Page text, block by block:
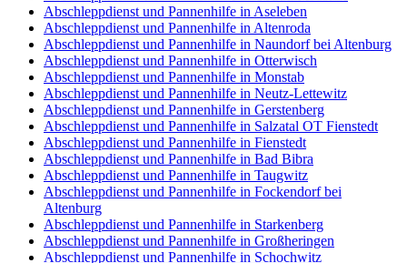
Abschleppdienst und Pannenhilfe in Aseleben
Abschleppdienst und Pannenhilfe in Altenroda
Abschleppdienst und Pannenhilfe in Naundorf bei Altenburg
Abschleppdienst und Pannenhilfe in Otterwisch
Abschleppdienst und Pannenhilfe in Monstab
Abschleppdienst und Pannenhilfe in Neutz-Lettewitz
Abschleppdienst und Pannenhilfe in Gerstenberg
Abschleppdienst und Pannenhilfe in Salzatal OT Fienstedt
Abschleppdienst und Pannenhilfe in Fienstedt
Abschleppdienst und Pannenhilfe in Bad Bibra
Abschleppdienst und Pannenhilfe in Taugwitz
Abschleppdienst und Pannenhilfe in Fockendorf bei
Altenburg
Abschleppdienst und Pannenhilfe in Starkenberg
Abschleppdienst und Pannenhilfe in Großheringen
Abschleppdienst und Pannenhilfe in Schochwitz